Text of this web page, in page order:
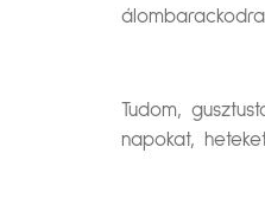
Tudom,
napokat,